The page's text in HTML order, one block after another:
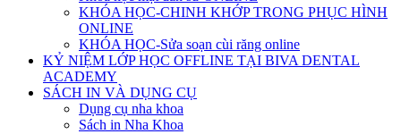
KHÓA HỌC-CHINH KHỚP TRONG PHỤC HÌNH
ONLINE
KHÓA HỌC-Sửa soạn cùi răng online
KỶ NIỆM LỚP HỌC OFFLINE TẠI BIVA DENTAL
ACADEMY
SÁCH IN VÀ DỤNG CỤ
Dụng cụ nha khoa
Sách in Nha Khoa